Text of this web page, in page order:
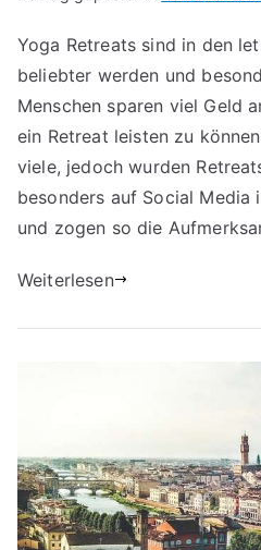
Yoga Retreats sind in den
beliebter werden und
Menschen sparen viel Geld
ein Retreat leisten zu
viele, jedoch wurden
besonders auf Social
und zogen so die
Weiterlesen